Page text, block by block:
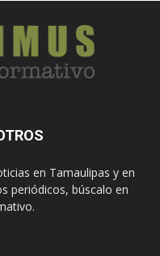
en Tamaulipas y en
periódicos, búscalo en